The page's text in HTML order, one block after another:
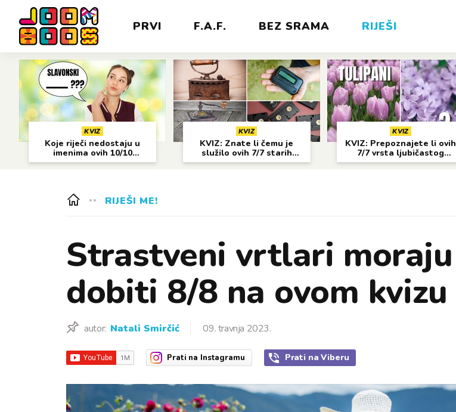
PRVI F.A.F. BEZ SRAMA RIJEŠI
KVIZ
Koje riječi nedostaju u
imenima ovih 10/10
gradova?
KVIZ
KVIZ: Znate li čemu je
služilo ovih 7/7 starih
predmeta?
KVIZ
KVIZ: Prepoznajete li ovih
7/7 vrsta ljubičastog
cvijeća?
RIJEŠI ME!
Strastveni vrtlari moraju
dobiti 8/8 na ovom kvizu
autor: Natali Smirčić 09. travnja 2023.
Prati na Instagramu Prati na Viberu